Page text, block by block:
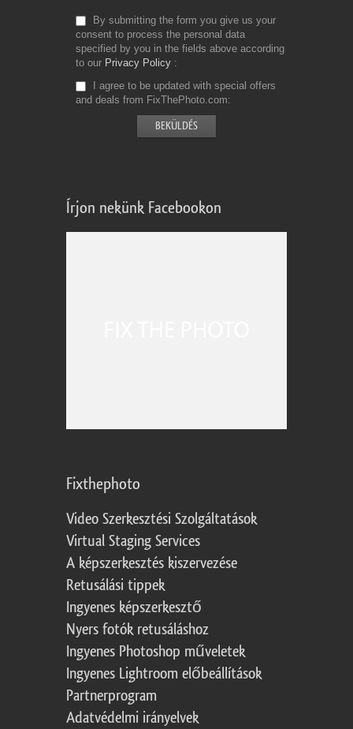
By submitting the form you give us your
consent to process the personal data
specified by you in the fields above according
to our Privacy Policy
I agree to be updated with special offers
and deals from FixThePhoto.com
Írjon nekünk Facebookon
Fixthephoto
Video Szerkesztési Szolgáltatások
Virtual Staging Services
A képszerkesztés kiszervezése
Retusálási tippek
Ingyenes képszerkesztő
Nyers fotók retusáláshoz
Ingyenes Photoshop műveletek
Ingyenes Lightroom előbeállítások
Partnerprogram
Adatvédelmi irányelvek